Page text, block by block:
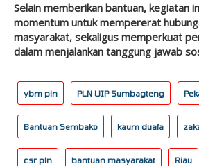
Selain memberikan bantuan, kegiatan
momentum untuk mempererat
masyarakat, sekaligus memperkuat
dalam menjalankan tanggung jawab
ybm pln PLN UIP Sumbagteng
Bantuan Sembako kaum duafa
csr pln bantuan masyarakat Riau